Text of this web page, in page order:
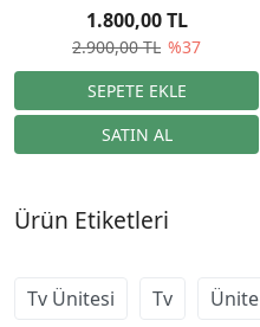
2.900,00 TL %37
1.800,00 TL
Ürün Etiketleri
Tv Ünitesi Tv Ünite